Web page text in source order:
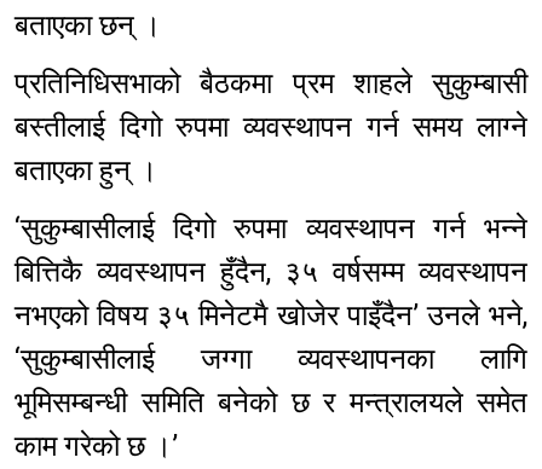
बताएका छन् ।
प्रतिनिधिसभाको बैठकमा प्रम शाहले सुकुम्बासी
बस्तीलाई दिगो रुपमा व्यवस्थापन गर्न समय लाग्ने
बताएका हुन् ।
‘सुकुम्बासीलाई दिगो रुपमा व्यवस्थापन गर्न भन्ने
बित्तिकै व्यवस्थापन हुँदैन, ३५ वर्षसम्म व्यवस्थापन
नभएको विषय ३५ मिनेटमै खोजेर पाइँदैन’ उनले भने,
‘सुकुम्बासीलाई जग्गा व्यवस्थापनका लागि
भूमिसम्बन्धी समिति बनेको छ र मन्त्रालयले समेत
काम गरेको छ ।’